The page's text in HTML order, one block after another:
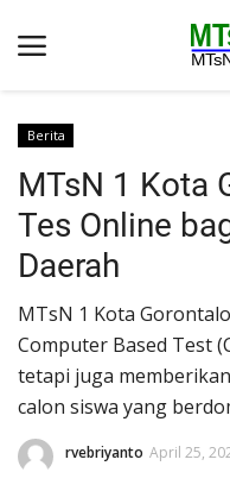
Beranda
Berita
Kontak
Galeri
OPINI
Syarat dan Ketentuan
Aplikasi
Berita
MTsN 1 Kota
Tes Online
Daerah
MTsN 1 Kota
Computer Based Test
tetapi juga
calon siswa yang
rvebriyanto April 25,